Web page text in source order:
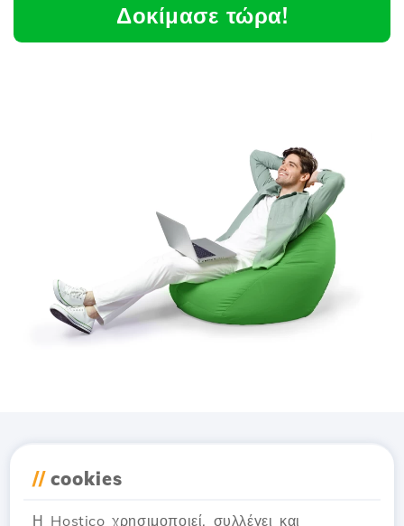
Δοκίμασε τώρα!
// cookies
Η Hostico χρησιμοποιεί, συλλέγει και